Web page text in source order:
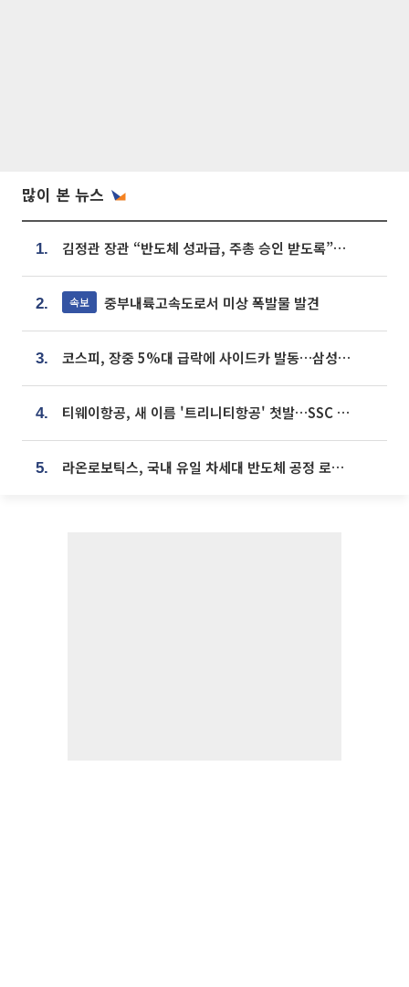
많이 본 뉴스
1. 김정관 장관 “반도체 성과급, 주총 승인 받도록”…상법·자본시장법 개정 시사
2. 속보 중부내륙고속도로서 미상 폭발물 발견
3. 코스피, 장중 5%대 급락에 사이드카 발동…삼성·SK 동반 폭락
4. 티웨이항공, 새 이름 '트리니티항공' 첫발…SSC 전략 본격화
5. 라온로보틱스, 국내 유일 차세대 반도체 공정 로봇 개발 ‘고객사 테스트 진행’